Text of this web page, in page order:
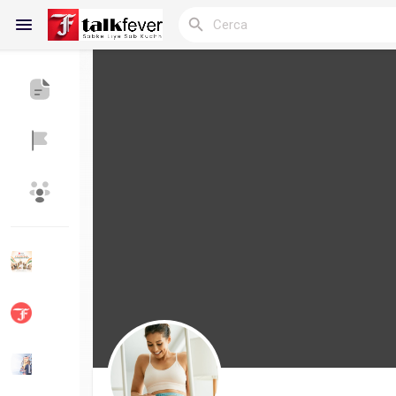
Discover Pagine le pagine che mi